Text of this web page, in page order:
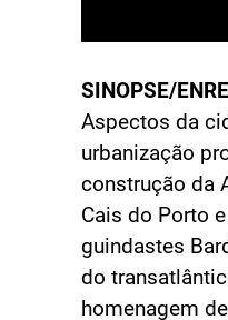
SINOPSE/
Aspectos da
urbanização
construção da
Cais do Porto
guindastes
do
homenagem